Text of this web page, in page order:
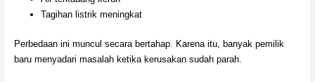
Tagihan listrik meningkat
Perbedaan ini muncul secara bertahap. Karena itu, banyak pemilik
baru menyadari masalah ketika kerusakan sudah parah.